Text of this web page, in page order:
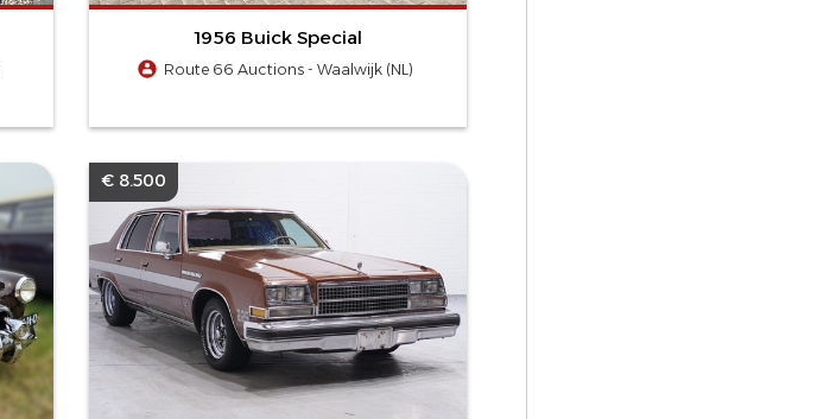
1956 Buick Special
Route 66 Auctions - Waalwijk (NL)
€ 8.500